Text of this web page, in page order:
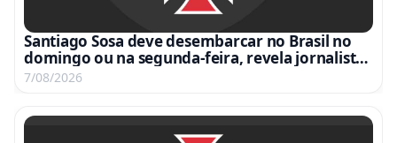
Santiago Sosa deve desembarcar no Brasil no
domingo ou na segunda-feira, revela jornalista
argentino
7/08/2026